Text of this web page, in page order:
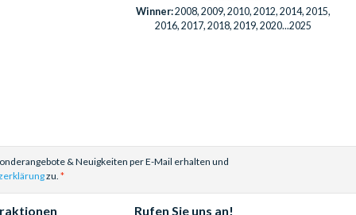
Winner:2008, 2009, 2010, 2012, 2014, 2015,
2016, 2017, 2018, 2019, 2020...2025
& Neuigkeiten per E-Mail erhalten und
zu.
Rufen Sie uns an!